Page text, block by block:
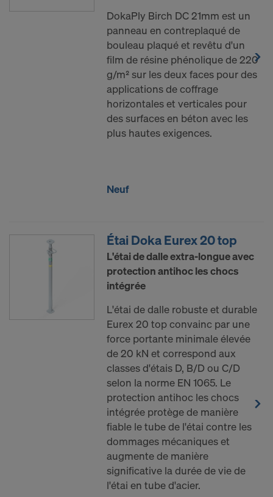
DokaPly Birch DC 21mm est un
panneau en contreplaqué de
bouleau plaqué et revêtu d'un
film de résine phénolique de 220
g/m² sur les deux faces pour des
applications de coffrage
horizontales et verticales pour
des surfaces en béton avec les
plus hautes exigences.
Neuf
Étai Doka Eurex 20 top
L'étai de dalle extra-longue avec
protection antihoc les chocs
intégrée
L'étai de dalle robuste et durable
Eurex 20 top convainc par une
force portante minimale élevée
de 20 kN et correspond aux
classes d'étais D, B/D ou C/D
selon la norme EN 1065. Le
protection antihoc les chocs
intégrée protège de manière
fiable le tube de l'étai contre les
dommages mécaniques et
augmente de manière
significative la durée de vie de
l'étai en tube d'acier.